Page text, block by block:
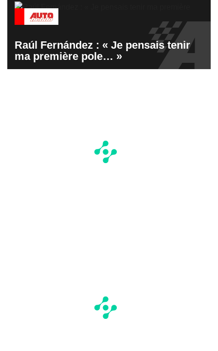
Raúl Fernández : « Je pensais tenir
ma première pole… »